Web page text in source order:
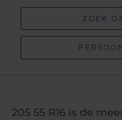
ZOEK
205 55 R16 is de